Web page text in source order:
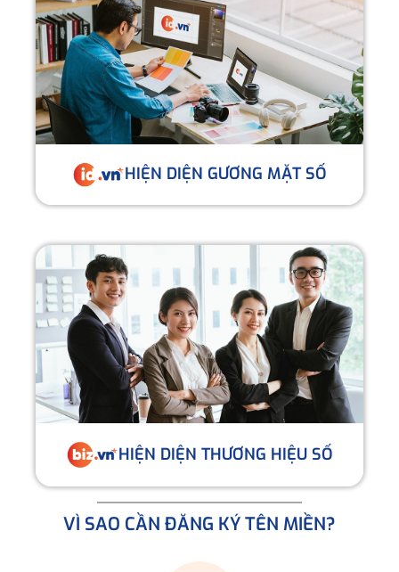
HIỆN DIỆN GƯƠNG MẶT SỐ
HIỆN DIỆN THƯƠNG HIỆU SỐ
VÌ SAO CẦN ĐĂNG KÝ TÊN MIỀN?